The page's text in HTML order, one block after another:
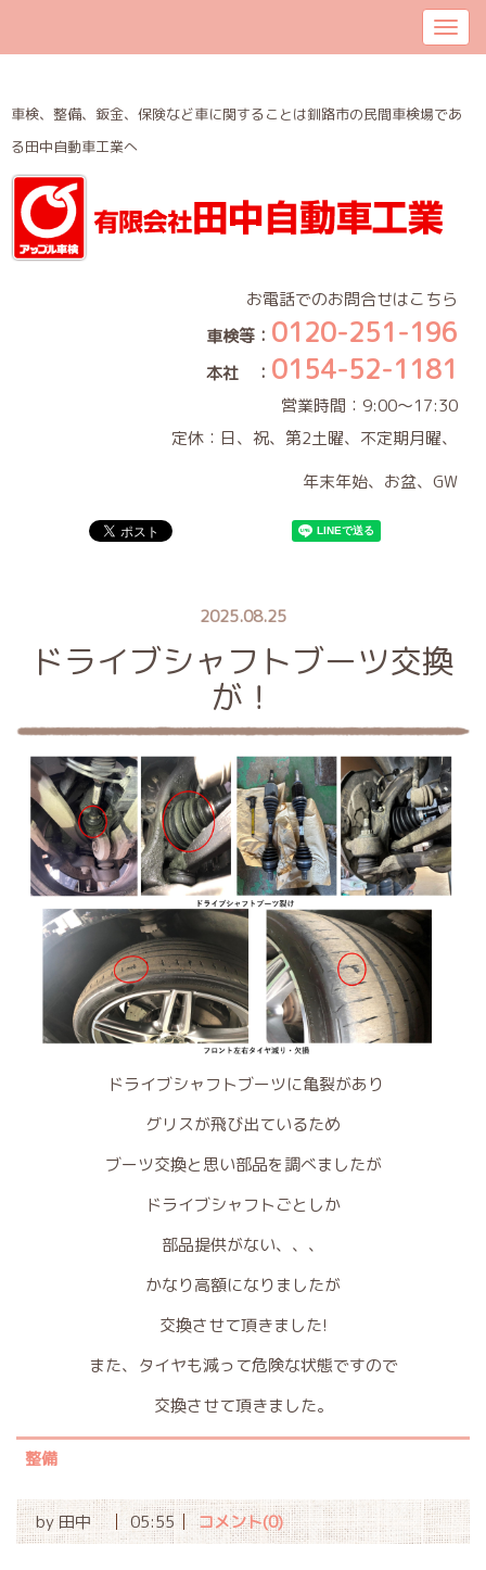
車検、整備、鈑金、保険など車に関することは釧路市の民間車検場であ
る田中自動車工業へ
お電話でのお問合せはこちら
車検等： 0120-251-196
本社 ： 0154-52-1181
営業時間：9:00～17:30
定休：日、祝、第2土曜、不定期月曜、
年末年始、お盆、GW
2025.08.25
ドライブシャフトブーツ交換
が！
ドライブシャフトブーツに亀裂があり
グリスが飛び出ているため
ブーツ交換と思い部品を調べましたが
ドライブシャフトごとしか
部品提供がない、、、
かなり高額になりましたが
交換させて頂きました!
また、タイヤも減って危険な状態ですので
交換させて頂きました。
整備
by田中 05:55 コメント(0)